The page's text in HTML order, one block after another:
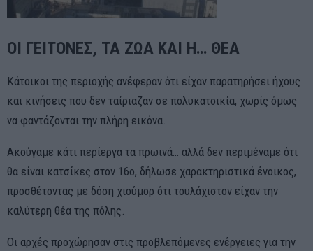
ΟΙ ΓΕΙΤΟΝΕΣ, ΤΑ ΖΩΑ ΚΑΙ Η… ΘΕΑ
Κάτοικοι της περιοχής ανέφεραν ότι είχαν παρατηρήσει ήχους
και κινήσεις που δεν ταίριαζαν σε πολυκατοικία, χωρίς όμως
να φαντάζονται την πλήρη εικόνα.
Ακούγαμε κάτι περίεργα τα πρωινά… αλλά δεν περιμέναμε ότι
θα είναι κατσίκες στον 16ο, δήλωσε χαρακτηριστικά ένοικος,
προσθέτοντας με δόση χιούμορ ότι τουλάχιστον είχαν την
καλύτερη θέα της πόλης.
Οι αρχές προχώρησαν στις προβλεπόμενες ενέργειες για την